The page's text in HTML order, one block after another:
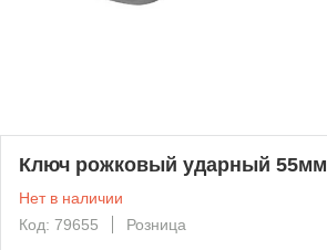
Ключ рожковый ударный 55мм
Нет в наличии
Код: 79655
Розница